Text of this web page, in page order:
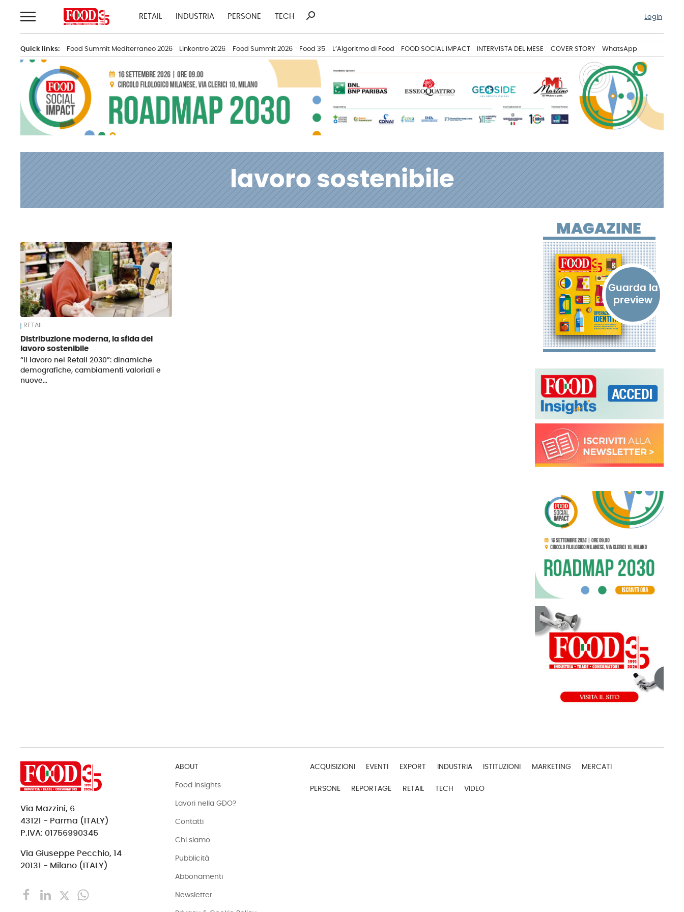
al
RETAIL INDUSTRIA PERSONE TECH
Ricerca
search Login
Quick links: Food Summit Mediterraneo 2026 Linkontro 2026 Food Summit 2026 Food 35 L’Algoritmo di Food FOOD SOCIAL IMPACT INTERVISTA DEL MESE COVER STORY WhatsApp
lavoro sostenibile
News
RETAIL
Distribuzione moderna, la sfida del
lavoro sostenibile
“Il lavoro nel Retail 2030”: dinamiche
demografiche, cambiamenti valoriali e
nuove…
MAGAZINE
Via Mazzini, 6
43121 - Parma (ITALY)
P.IVA: 01756990345
Via Giuseppe Pecchio, 14
20131 - Milano (ITALY)
ABOUT
Food Insights
Lavori nella GDO?
Contatti
Chi siamo
Pubblicità
Abbonamenti
Newsletter
ACQUISIZIONI EVENTI EXPORT INDUSTRIA ISTITUZIONI MARKETING MERCATI
PERSONE REPORTAGE RETAIL TECH VIDEO